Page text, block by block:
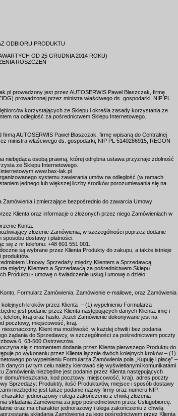
ODBIORU PRODUKTU
OD 25 GRUDNIA 2014 ROKU)
ROSZCZEŃ
prowadzony jest przez AUTOSERWIS Paweł Błaszczak, firmę
prowadzonej przez ministra właściwego ds. gospodarki, NIP PL
korzystających ze Sklepu i określa zasady korzystania ze
na odległość za pośrednictwem Sklepu Internetowego.
AUTOSERWIS Paweł Błaszczak, firmę wpisaną do Centralnej
ministra właściwego ds. gospodarki, NIP PL 5140286915, REGON
niebędąca osobą prawną, której odrębna ustawa przyznaje zdolność
ze Sklepu Internetowego.
www.bax-lak.pl
systemu zawierania umów na odległość (w ramach
jednego lub większej liczby środków porozumiewania się na
i zmierzające bezpośrednio do zawarcia Umowy
Klienta oraz informacje o złożonych przez niego Zamówieniach w
Konta.
złożenie Zamówienia, w szczególności poprzez dodanie
dostawy i płatności.
się z nr telefonu: +48 601 551 001.
są wybrane przez Klienta Produkty do zakupu, a także istnieje
produktów.
Umowy Sprzedaży między Klientem a Sprzedawcą.
między Klientem a Sprzedawcą za pośrednictwem Sklepu
- umowę o świadczenie usług i umowę o dzieło.
Formularz Zamówienia, Zamówienie e-mailowe, oraz Zamówienia
kroków przez Klienta – (1) wypełnieniu Formularza
jest podanie przez Klienta następujących danych Klienta: imię i
kraj oraz hasło. Jeżeli Zamówienie dokonywane jest na
pocztowy, miejscowość, kraj.
Klient ma możliwość, w każdej chwili i bez podania
żądania do Sprzedawcy, w szczególności za pośrednictwem poczty
6, 63-500 Ostrzeszów.
się z momentem dodania przez Klienta pierwszego Produktu do
po wykonaniu przez Klienta łącznie dwóch kolejnych kroków – (1)
po wypełnieniu Formularza Zamówienia pola „Kupuję i płacę” –
danych (w tym celu należy kierować się wyświetlanymi komunikatami
Zamówienia niezbędne jest podanie przez Klienta następujących
domu/mieszkania, kod pocztowy, miejscowość, kraj), adres poczty
Sprzedaży: Produkt/y, ilość Produktu/ów, miejsce i sposób dostawy
niezbędne jest także podanie nazwy firmy oraz numeru NIP.
jednorazowy i ulega zakończeniu z chwilą złożenia
składania Zamówienia za jego pośrednictwem przez Usługobiorcę.
oraz ma charakter jednorazowy i ulega zakończeniu z chwilą
składania Zamówienia za jego pośrednictwem przez Klienta